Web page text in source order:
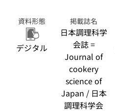
資料形態
デジタル
掲載誌名
日本調理科学
会誌 =
Journal of
cookery
science of
Japan / 日本
調理科学会